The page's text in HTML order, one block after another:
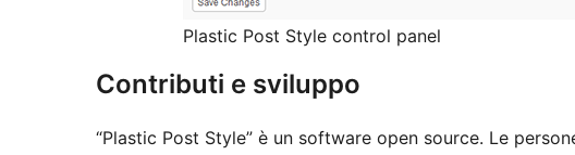
Plastic Post Style control panel
Contributi e sviluppo
“Plastic Post Style” è un software open source. Le